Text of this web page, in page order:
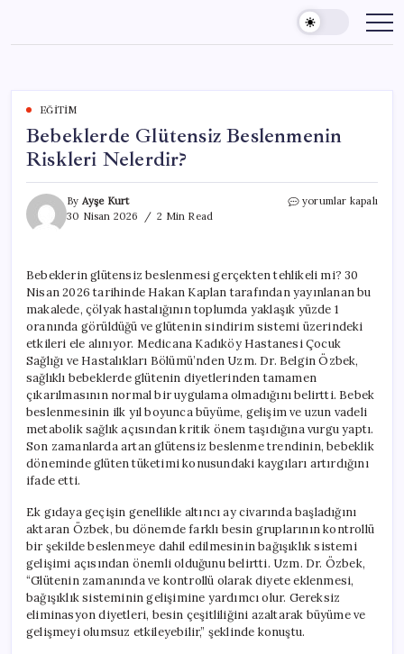
content
EĞITIM
Bebeklerde Glütensiz Beslenmenin
Riskleri Nelerdir?
By Ayşe Kurt
30 Nisan 2026
2 Min Read
Bebeklerde
için
yorumlar kapalı
Bebeklerin glütensiz beslenmesi gerçekten tehlikeli mi? 30
Nisan 2026 tarihinde Hakan Kaplan tarafından yayınlanan bu
makalede, çölyak hastalığının toplumda yaklaşık yüzde 1
oranında görüldüğü ve glütenin sindirim sistemi üzerindeki
etkileri ele alınıyor. Medicana Kadıköy Hastanesi Çocuk
Sağlığı ve Hastalıkları Bölümü’nden Uzm. Dr. Belgin Özbek,
sağlıklı bebeklerde glütenin diyetlerinden tamamen
çıkarılmasının normal bir uygulama olmadığını belirtti. Bebek
beslenmesinin ilk yıl boyunca büyüme, gelişim ve uzun vadeli
metabolik sağlık açısından kritik önem taşıdığına vurgu yaptı.
Son zamanlarda artan glütensiz beslenme trendinin, bebeklik
döneminde glüten tüketimi konusundaki kaygıları artırdığını
ifade etti.
Ek gıdaya geçişin genellikle altıncı ay civarında başladığını
aktaran Özbek, bu dönemde farklı besin gruplarının kontrollü
bir şekilde beslenmeye dahil edilmesinin bağışıklık sistemi
gelişimi açısından önemli olduğunu belirtti. Uzm. Dr. Özbek,
“Glütenin zamanında ve kontrollü olarak diyete eklenmesi,
bağışıklık sisteminin gelişimine yardımcı olur. Gereksiz
eliminasyon diyetleri, besin çeşitliliğini azaltarak büyüme ve
gelişmeyi olumsuz etkileyebilir,” şeklinde konuştu.